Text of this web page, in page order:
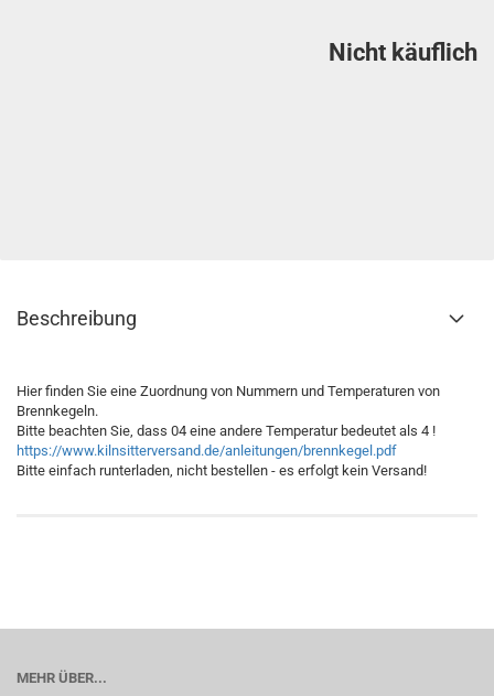
Nicht käuflich
Beschreibung
Hier finden Sie eine Zuordnung von Nummern und Temperaturen von
Brennkegeln.
Bitte beachten Sie, dass 04 eine andere Temperatur bedeutet als 4 !
https://www.kilnsitterversand.de/anleitungen/brennkegel.pdf
Bitte einfach runterladen, nicht bestellen - es erfolgt kein Versand!
MEHR ÜBER...